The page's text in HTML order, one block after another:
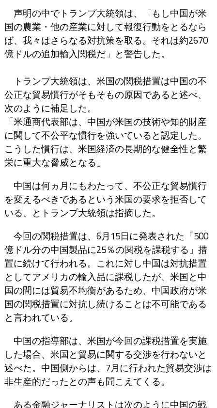
声明の中でトランプ大統領は、「もし中国が米
国の農業・他の産業に対して報復行動をとるなら
ば、我々はさらなる対抗策を取る。それは約2670
億ドルの追加輸入関税だ」と警告した。
トランプ大統領は、米国の関税措置は中国の不
公正な貿易慣行がそもそもの原因であると述べ、
次のように補足した。
「米通商代表部は、中国が米国の技術や知的財産
に関して不公平な慣行を強いていると認定した。
こうした慣行は、米国経済の長期的な健全性と繁
栄に重大な脅威となる」
中国は何ヵ月にもわたって、不公正な貿易慣行
を変えるべきであるという米国の要求を拒否して
いる、とトランプ大統領は指摘した。
今回の関税措置は、6月15日に発表された「500
億ドル分の中国製品に25％の関税を課税する」措
置に続けて行われる。これに対し中国は対抗措置
としてアメリカの輸入品に課税したが、米国と中
国の間には貿易不均衡があるため、中国政府が米
国の関税措置に対抗し続けることは不可能である
と言われている。
中国の指導部は、米国が今回の課税措置を実施
した場合、米国と貿易に関する交渉を行わないと
述べた。中国側からは、7月に行われた貿易交渉は
非生産的だったとの声も聞こえてくる。
ある金融ジャーナリストは次のように中国の戦